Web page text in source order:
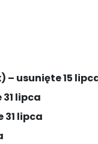
– usunięte 15
lipca
31 lipca